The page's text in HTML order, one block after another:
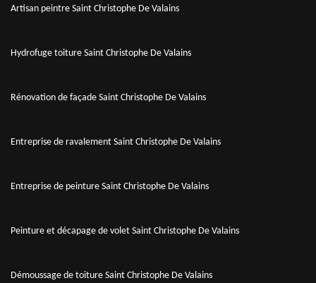
Artisan peintre Saint Christophe De Valains
Hydrofuge toiture Saint Christophe De Valains
Rénovation de façade Saint Christophe De Valains
Entreprise de ravalement Saint Christophe De Valains
Entreprise de peinture Saint Christophe De Valains
Peinture et décapage de volet Saint Christophe De Valains
Démoussage de toiture Saint Christophe De Valains